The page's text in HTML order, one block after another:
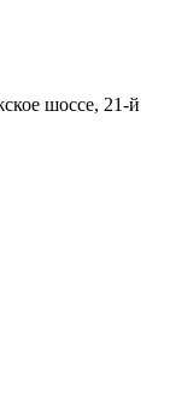
шоссе, 21-й